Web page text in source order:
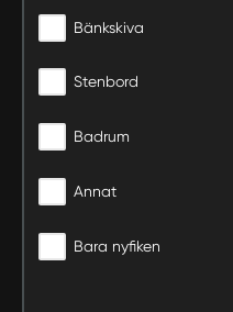
Bänkskiva
Stenbord
Badrum
Annat
Bara nyfiken